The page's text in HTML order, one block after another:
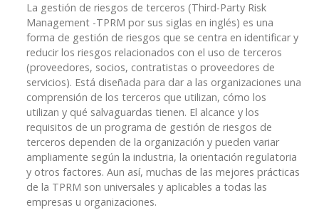
La gestión de riesgos de terceros (Third-Party Risk
Management -TPRM por sus siglas en inglés) es una
forma de gestión de riesgos que se centra en identificar y
reducir los riesgos relacionados con el uso de terceros
(proveedores, socios, contratistas o proveedores de
servicios). Está diseñada para dar a las organizaciones una
comprensión de los terceros que utilizan, cómo los
utilizan y qué salvaguardas tienen. El alcance y los
requisitos de un programa de gestión de riesgos de
terceros dependen de la organización y pueden variar
ampliamente según la industria, la orientación regulatoria
y otros factores. Aun así, muchas de las mejores prácticas
de la TPRM son universales y aplicables a todas las
empresas u organizaciones.